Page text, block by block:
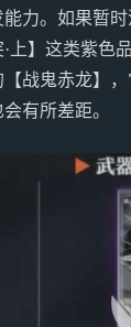
力。如果暂时
上】这类紫色
战鬼赤龙】
有所差距。